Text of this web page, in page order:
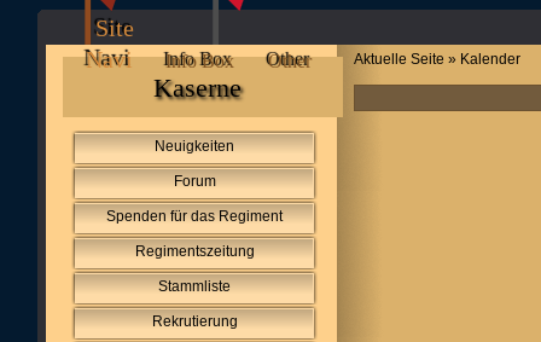
Site
Navi
Info Box Other
Kaserne
Neuigkeiten
Forum
Spenden für das Regiment
Regimentszeitung
Stammliste
Rekrutierung
Aktuelle Seite » Kalender